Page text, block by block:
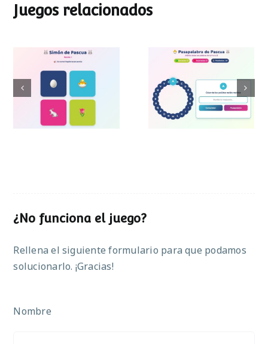
Juegos relacionados
Simon de Pascua
Pasapalabra de
Pascua
¿No funciona el juego?
Rellena el siguiente formulario para que podamos
solucionarlo. ¡Gracias!
Nombre